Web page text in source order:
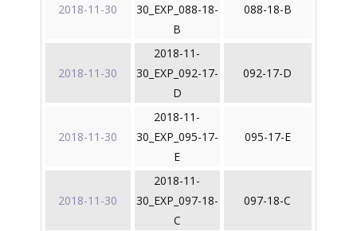
2018-11-30
30_EXP_088-18-
B
088-18-B
2018-11-30
2018-11-
30_EXP_092-17-
D
092-17-D
2018-11-30
2018-11-
30_EXP_095-17-
E
095-17-E
2018-11-30
2018-11-
30_EXP_097-18-
C
097-18-C